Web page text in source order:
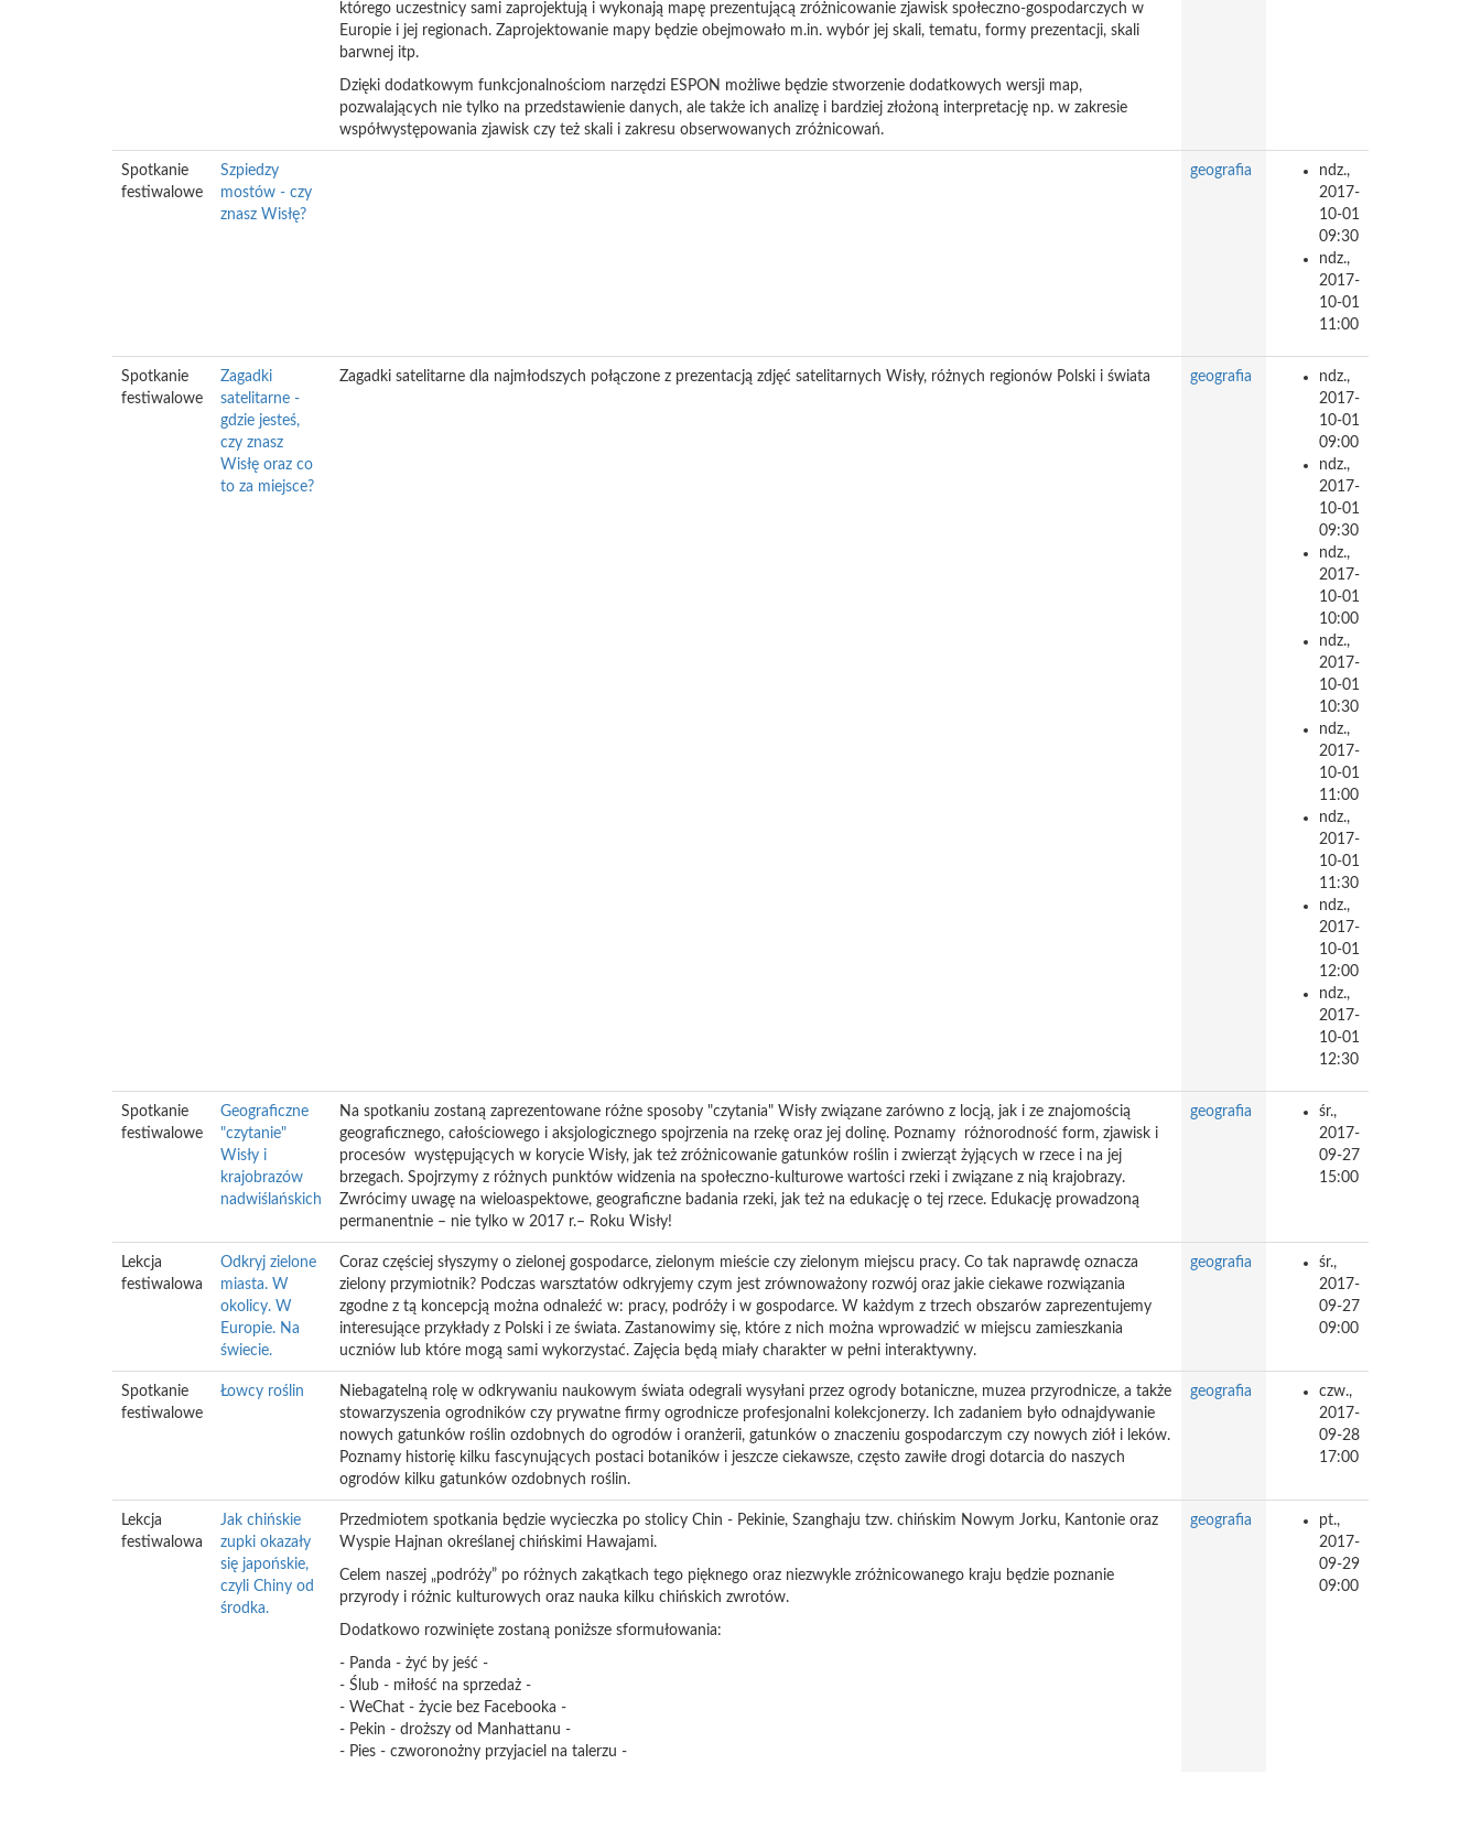
którego uczestnicy sami zaprojektują i wykonają mapę prezentującą zróżnicowanie zjawisk społeczno-gospodarczych w
Europie i jej regionach. Zaprojektowanie mapy będzie obejmowało m.in. wybór jej skali, tematu, formy prezentacji, skali
barwnej itp.
Dzięki dodatkowym funkcjonalnościom narzędzi ESPON możliwe będzie stworzenie dodatkowych wersji map,
pozwalających nie tylko na przedstawienie danych, ale także ich analizę i bardziej złożoną interpretację np. w zakresie
współwystępowania zjawisk czy też skali i zakresu obserwowanych zróżnicowań.
Spotkanie
festiwalowe
Szpiedzy
mostów - czy
znasz Wisłę?
geografia
ndz.,
2017-
10-01
09:30
ndz.,
2017-
10-01
11:00
Spotkanie
festiwalowe
Zagadki
satelitarne -
gdzie jesteś,
czy znasz
Wisłę oraz co
to za miejsce?
Zagadki satelitarne dla najmłodszych połączone z prezentacją zdjęć satelitarnych Wisły, różnych regionów Polski i świata geografia
ndz.,
2017-
10-01
09:00
ndz.,
2017-
10-01
09:30
ndz.,
2017-
10-01
10:00
ndz.,
2017-
10-01
10:30
ndz.,
2017-
10-01
11:00
ndz.,
2017-
10-01
11:30
ndz.,
2017-
10-01
12:00
ndz.,
2017-
10-01
12:30
Spotkanie
festiwalowe
Geograficzne
"czytanie"
Wisły i
krajobrazów
nadwiślańskich
Na spotkaniu zostaną zaprezentowane różne sposoby "czytania" Wisły związane zarówno z locją, jak i ze znajomością
geograficznego, całościowego i aksjologicznego spojrzenia na rzekę oraz jej dolinę. Poznamy różnorodność form, zjawisk i
procesów występujących w korycie Wisły, jak też zróżnicowanie gatunków roślin i zwierząt żyjących w rzece i na jej
brzegach. Spojrzymy z różnych punktów widzenia na społeczno-kulturowe wartości rzeki i związane z nią krajobrazy.
Zwrócimy uwagę na wieloaspektowe, geograficzne badania rzeki, jak też na edukację o tej rzece. Edukację prowadzoną
permanentnie – nie tylko w 2017 r.– Roku Wisły!
geografia
śr.,
2017-
09-27
15:00
Lekcja
festiwalowa
Odkryj zielone
miasta. W
okolicy. W
Europie. Na
świecie.
Coraz częściej słyszymy o zielonej gospodarce, zielonym mieście czy zielonym miejscu pracy. Co tak naprawdę oznacza
zielony przymiotnik? Podczas warsztatów odkryjemy czym jest zrównoważony rozwój oraz jakie ciekawe rozwiązania
zgodne z tą koncepcją można odnaleźć w: pracy, podróży i w gospodarce. W każdym z trzech obszarów zaprezentujemy
interesujące przykłady z Polski i ze świata. Zastanowimy się, które z nich można wprowadzić w miejscu zamieszkania
uczniów lub które mogą sami wykorzystać. Zajęcia będą miały charakter w pełni interaktywny.
geografia
śr.,
2017-
09-27
09:00
Spotkanie
festiwalowe
Łowcy roślin
Niebagatelną rolę w odkrywaniu naukowym świata odegrali wysyłani przez ogrody botaniczne, muzea przyrodnicze, a także
stowarzyszenia ogrodników czy prywatne firmy ogrodnicze profesjonalni kolekcjonerzy. Ich zadaniem było odnajdywanie
nowych gatunków roślin ozdobnych do ogrodów i oranżerii, gatunków o znaczeniu gospodarczym czy nowych ziół i leków.
Poznamy historię kilku fascynujących postaci botaników i jeszcze ciekawsze, często zawiłe drogi dotarcia do naszych
ogrodów kilku gatunków ozdobnych roślin.
geografia
czw.,
2017-
09-28
17:00
Lekcja
festiwalowa
Jak chińskie
zupki okazały
się japońskie,
czyli Chiny od
środka.
Przedmiotem spotkania będzie wycieczka po stolicy Chin - Pekinie, Szanghaju tzw. chińskim Nowym Jorku, Kantonie oraz
Wyspie Hajnan określanej chińskimi Hawajami.
Celem naszej „podróży” po różnych zakątkach tego pięknego oraz niezwykle zróżnicowanego kraju będzie poznanie
przyrody i różnic kulturowych oraz nauka kilku chińskich zwrotów.
Dodatkowo rozwinięte zostaną poniższe sformułowania:
- Panda - żyć by jeść -
- Ślub - miłość na sprzedaż -
- WeChat - życie bez Facebooka -
- Pekin - droższy od Manhattanu -
- Pies - czworonożny przyjaciel na talerzu -
geografia
pt.,
2017-
09-29
09:00